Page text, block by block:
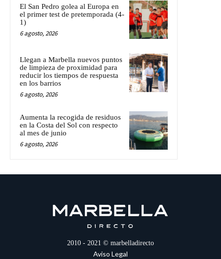
El San Pedro golea al Europa en
el primer test de pretemporada (4-
1)
6 agosto, 2026
Llegan a Marbella nuevos puntos
de limpieza de proximidad para
reducir los tiempos de respuesta
en los barrios
6 agosto, 2026
Aumenta la recogida de residuos
en la Costa del Sol con respecto
al mes de junio
6 agosto, 2026
2010 - 2021 © marbelladirecto
Aviso Legal